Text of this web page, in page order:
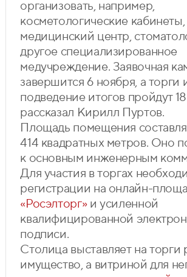
организовать, например,
косметологические кабинеты,
медицинский центр,
другое специализированное
медучреждение. Заявочная
завершится 6 ноября, а торги
подведение итогов пройдут
рассказал Кирилл Пуртов.
Площадь помещения
414 квадратных метров. Оно
к основным инженерным
Для участия в торгах
регистрации на онлайн-
«Росэлторг»и усиленной
квалифицированной
подписи.
Столица выставляет на торги
имущество, а витриной для